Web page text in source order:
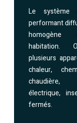
Le système
performant
habitation.
plusieurs
chaleur,
électrique,
fermés.